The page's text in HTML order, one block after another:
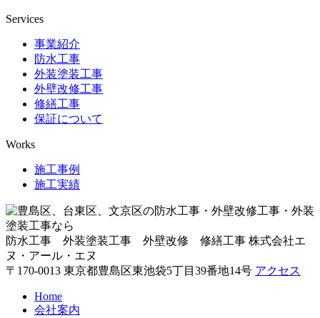
Services
事業紹介
防水工事
外装塗装工事
外壁改修工事
修繕工事
保証について
Works
施工事例
施工実績
防水工事 外装塗装工事 外壁改修 修繕工事 株式会社エ
ヌ・アール・エヌ
〒170-0013 東京都豊島区東池袋5丁目39番地14号 アクセス
Home
会社案内